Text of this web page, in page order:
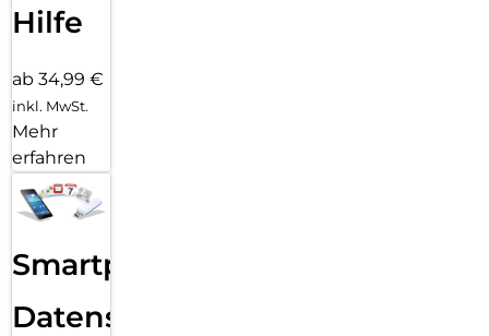
Hilfe
ab 34,99 €
inkl. MwSt.
Mehr
erfahren
Smartphone
Datensicherung